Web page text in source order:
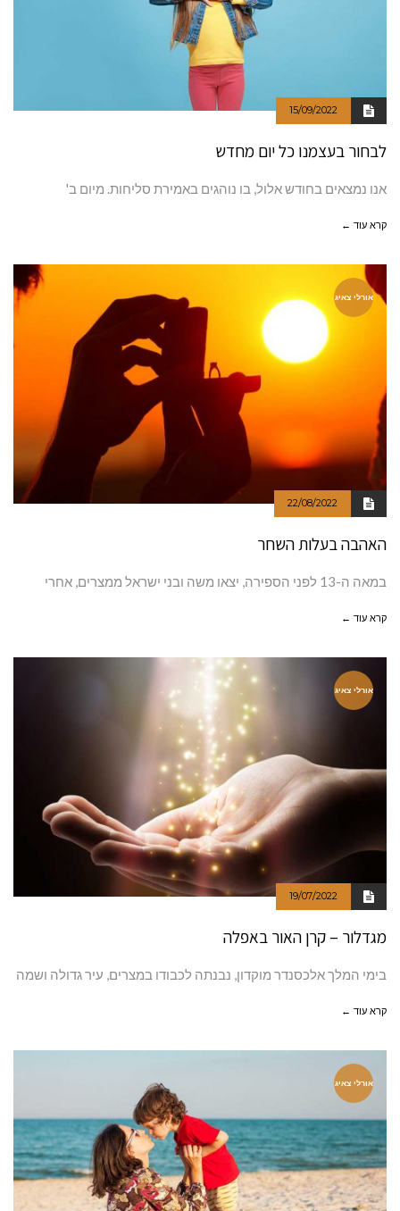
15/09/2022
לבחור בעצמנו כל יום מחדש
אנו נמצאים בחודש אלול, בו נוהגים באמירת סליחות. מיום ב'
קרא עוד ←
אורלי צאיג
22/08/2022
האהבה בעלות השחר
במאה ה-13 לפני הספירה, יצאו משה ובני ישראל ממצרים, אחרי
קרא עוד ←
אורלי צאיג
19/07/2022
מגדלור – קרן האור באפלה
בימי המלך אלכסנדר מוקדון, נבנתה לכבודו במצרים, עיר גדולה ושמה
קרא עוד ←
אורלי צאיג